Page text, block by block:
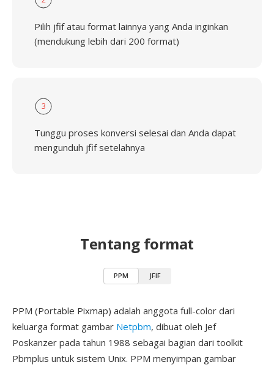
Pilih jfif atau format lainnya yang Anda inginkan
(mendukung lebih dari 200 format)
3
Tunggu proses konversi selesai dan Anda dapat
mengunduh jfif setelahnya
Tentang format
PPM JFIF
PPM (Portable Pixmap) adalah anggota full-color dari
keluarga format gambar Netpbm, dibuat oleh Jef
Poskanzer pada tahun 1988 sebagai bagian dari toolkit
Pbmplus untuk sistem Unix. PPM menyimpan gambar